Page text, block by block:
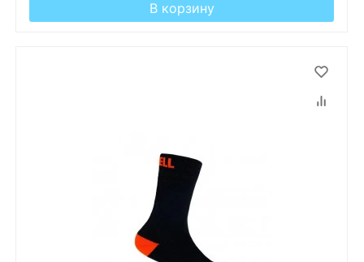
В корзину